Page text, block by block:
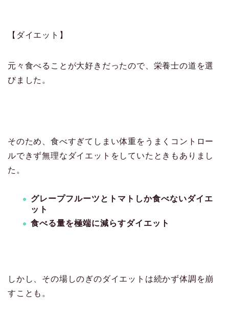
【ダイエット】
元々食べることが大好きだったので、栄養士の道を選
びました。
そのため、食べすぎてしまい体重をうまくコントロー
ルできず無理なダイエットをしていたときもありまし
た。
グレープフルーツとトマトしか食べないダイエ
ット
食べる量を極端に減らすダイエット
しかし、その場しのぎのダイエットは続かず体調を崩
すことも。